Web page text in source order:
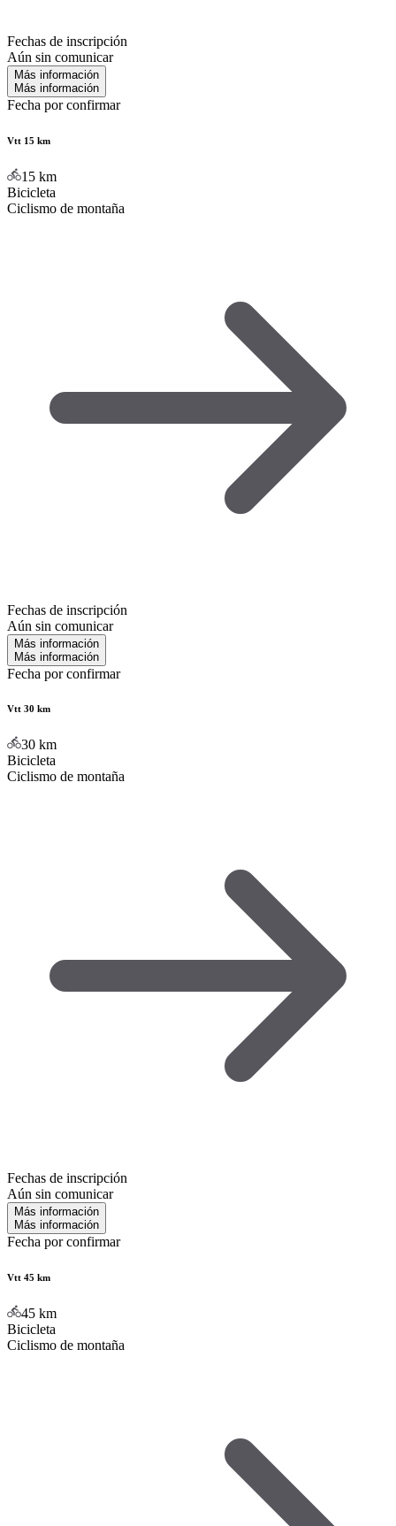
Fechas de inscripción
Aún sin comunicar
Más información
Más información
Fecha por confirmar
Vtt 15 km
15 km
Bicicleta
Ciclismo de montaña
Fechas de inscripción
Aún sin comunicar
Más información
Más información
Fecha por confirmar
Vtt 30 km
30 km
Bicicleta
Ciclismo de montaña
Fechas de inscripción
Aún sin comunicar
Más información
Más información
Fecha por confirmar
Vtt 45 km
45 km
Bicicleta
Ciclismo de montaña